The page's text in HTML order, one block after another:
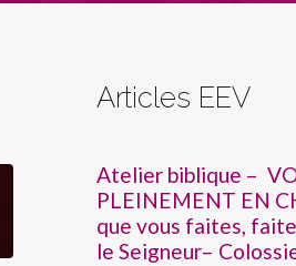
Articles EEV
Atelier biblique –
PLEINEMENT EN
que vous faites,
le Seigneur–